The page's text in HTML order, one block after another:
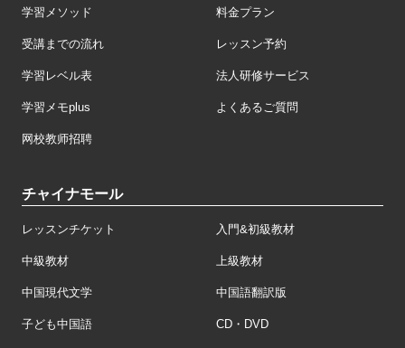
学習メソッド 料金プラン
受講までの流れ レッスン予約
学習レベル表 法人研修サービス
学習メモplus よくあるご質問
网校教师招聘
チャイナモール
レッスンチケット 入門&初級教材
中級教材 上級教材
中国現代文学 中国語翻訳版
子ども中国語 CD・DVD